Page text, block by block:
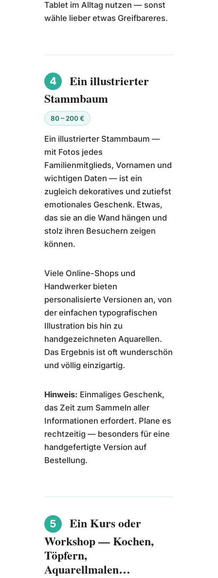
Tablet im Alltag nutzen — sonst
wähle lieber etwas Greifbareres.
4
Ein illustrierter
Stammbaum
80 – 200 €
Ein illustrierter Stammbaum —
mit Fotos jedes
Familienmitglieds, Vornamen und
wichtigen Daten — ist ein
zugleich dekoratives und zutiefst
emotionales Geschenk. Etwas,
das sie an die Wand hängen und
stolz ihren Besuchern zeigen
können.
Viele Online-Shops und
Handwerker bieten
personalisierte Versionen an, von
der einfachen typografischen
Illustration bis hin zu
handgezeichneten Aquarellen.
Das Ergebnis ist oft wunderschön
und völlig einzigartig.
Hinweis: Einmaliges Geschenk,
das Zeit zum Sammeln aller
Informationen erfordert. Plane es
rechtzeitig — besonders für eine
handgefertigte Version auf
Bestellung.
5
Ein Kurs oder
Workshop — Kochen,
Töpfern,
Aquarellmalen…